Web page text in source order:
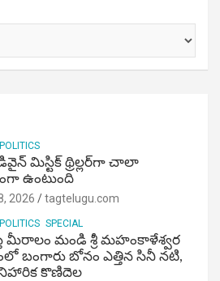
POLITICS
డివైన్ మిస్టిక్ థ్రిల్లర్‌గా చాలా
ఉంటుంది
2026 tagtelugu.com
POLITICS SPECIAL
మీరాలం మండి శ్రీ మహంకాళేశ్వర
బంగారు బోనం ఎత్తిన సినీ నటి,
కొణిదెల